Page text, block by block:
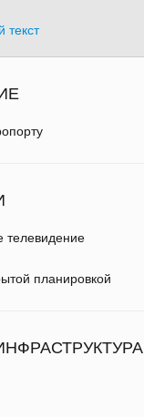
текст
телевидение
планировкой